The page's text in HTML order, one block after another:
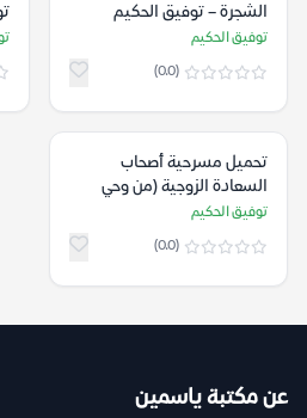
الشجرة – توفيق الحكيم
توفيق الحكيم
(0.0)
تحميل مسرحية أصحاب
السعادة الزوجية (من وحي
الحياة الزوجية) – توفيق
توفيق الحكيم
(0.0)
عن مكتبة ياسمين